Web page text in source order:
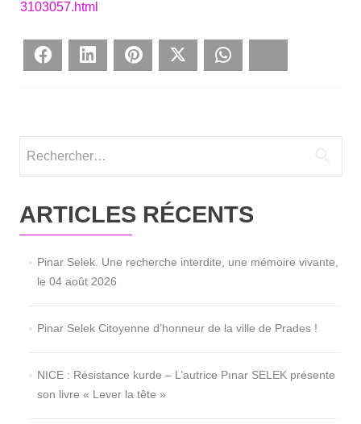
3103057.html
Face­bookLin­ke­dIn Pin­te­rest Twit­ter
ARTICLES RÉCENTS
Pinar Selek. Une recherche interdite, une mémoire vivante,
le 04 août 2026
Pinar Selek Citoyenne d’honneur de la ville de Prades !
NICE : Résistance kurde – L’autrice Pınar SELEK présente
son livre « Lever la tête »